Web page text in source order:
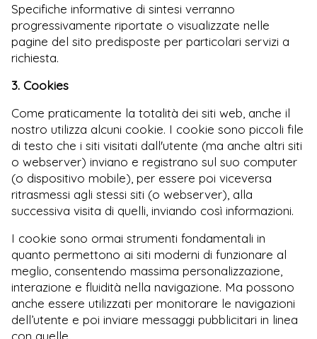
Specifiche informative di sintesi verranno
progressivamente riportate o visualizzate nelle
pagine del sito predisposte per particolari servizi a
richiesta.
3. Cookies
Come praticamente la totalità dei siti web, anche il
nostro utilizza alcuni cookie. I cookie sono piccoli file
di testo che i siti visitati dall'utente (ma anche altri siti
o webserver) inviano e registrano sul suo computer
(o dispositivo mobile), per essere poi viceversa
ritrasmessi agli stessi siti (o webserver), alla
successiva visita di quelli, inviando così informazioni.
I cookie sono ormai strumenti fondamentali in
quanto permettono ai siti moderni di funzionare al
meglio, consentendo massima personalizzazione,
interazione e fluidità nella navigazione. Ma possono
anche essere utilizzati per monitorare le navigazioni
dell’utente e poi inviare messaggi pubblicitari in linea
con quelle.